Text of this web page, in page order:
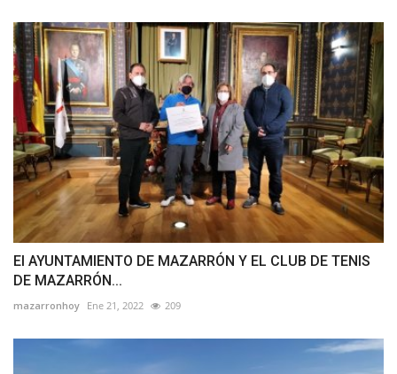
El AYUNTAMIENTO DE MAZARRÓN Y EL CLUB DE TENIS
DE MAZARRÓN...
mazarronhoy Ene 21, 2022 209